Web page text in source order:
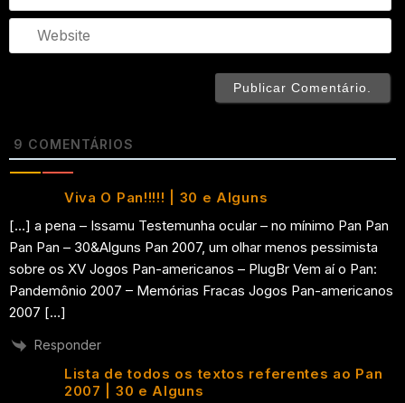
9 COMENTÁRIOS
Viva O Pan!!!!! | 30 e Alguns
[…] a pena – Issamu Testemunha ocular – no mínimo Pan Pan
Pan Pan – 30&Alguns Pan 2007, um olhar menos pessimista
sobre os XV Jogos Pan-americanos – PlugBr Vem aí o Pan:
Pandemônio 2007 – Memórias Fracas Jogos Pan-americanos
2007 […]
Responder
Lista de todos os textos referentes ao Pan
2007 | 30 e Alguns